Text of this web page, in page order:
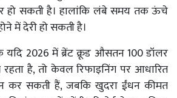
हो सकती है। हालांकि लंबे समय तक ऊंचे
में देरी हो सकती है।
यदि 2026 में ब्रेंट क्रूड औसतन 100 डॉलर
है, तो केवल रिफाइनिंग पर आधारित
कर सकती हैं, जबकि खुदरा ईंधन कीमत